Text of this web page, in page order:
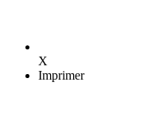
X
Imprimer